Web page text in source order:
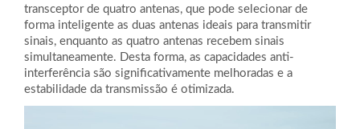
transceptor de quatro antenas, que pode selecionar de
forma inteligente as duas antenas ideais para transmitir
sinais, enquanto as quatro antenas recebem sinais
simultaneamente. Desta forma, as capacidades anti-
interferência são significativamente melhoradas e a
estabilidade da transmissão é otimizada.